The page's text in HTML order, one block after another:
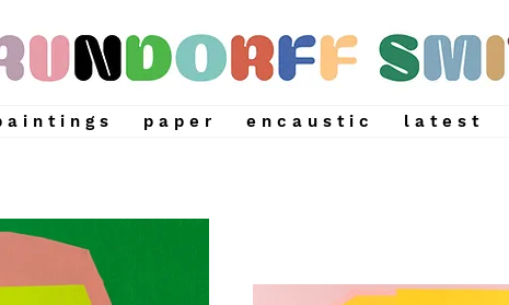
a i n t i n g s p a p e r e n c a u s t i c l a t e s t